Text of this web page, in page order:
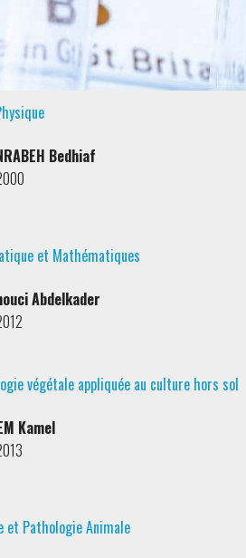
Bedhiaf
et Mathématiques
Abdelkader
végétale appliquée au culture hors sol
Kamel
et Pathologie Animale